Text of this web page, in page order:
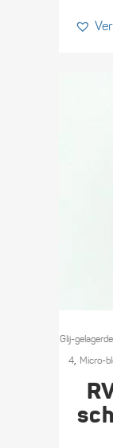
Glij-
4, Micro-